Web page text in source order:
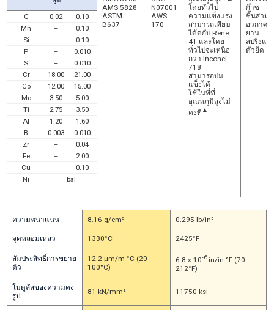
C 0.02
0.10
Mn
–
0.10
Si
–
0.10
P
–
0.010
S
–
0.010
Cr
18.00
21.00
Co
12.00
15.00
Mo
3.50
5.00
Ti
2.75
3.50
Al
1.20
1.60
B
0.003
0.010
Zr
–
0.04
Fe
–
2.00
Cu
–
0.10
Ni
bal
AMS 5828
ASTM
B637
N07001
AWS
170
โดยทั่วไป
ความแข็งแรง
สามารถเทียบ
ได้ดกับ Rene
41 และโดย
ทั่วไปจะเหนือ
กว่า Inconel
718
สามารถบ่ม
แข็งได้
ใช้ในที่ที่
อุณหภูมิสูงไม่
คงที่ ▲
ก๊าซ
ชิ้นส่วน
อวกาศ
ยาน
สปริงแล
ตัวยึด
ความหนาแน่น 8.16 g/cm³ 0.295 lb/in³
จุดหลอมเหลว 1330°C 2425°F
สัมประสิทธิ์การขยาย
ตัว
12.2 μm/m °C (20 –
100°C)
6.8 x 10-6in/in °F (70 –
212°F)
โมดูลัสของความคง
รูป
81 kN/mm² 11750 ksi